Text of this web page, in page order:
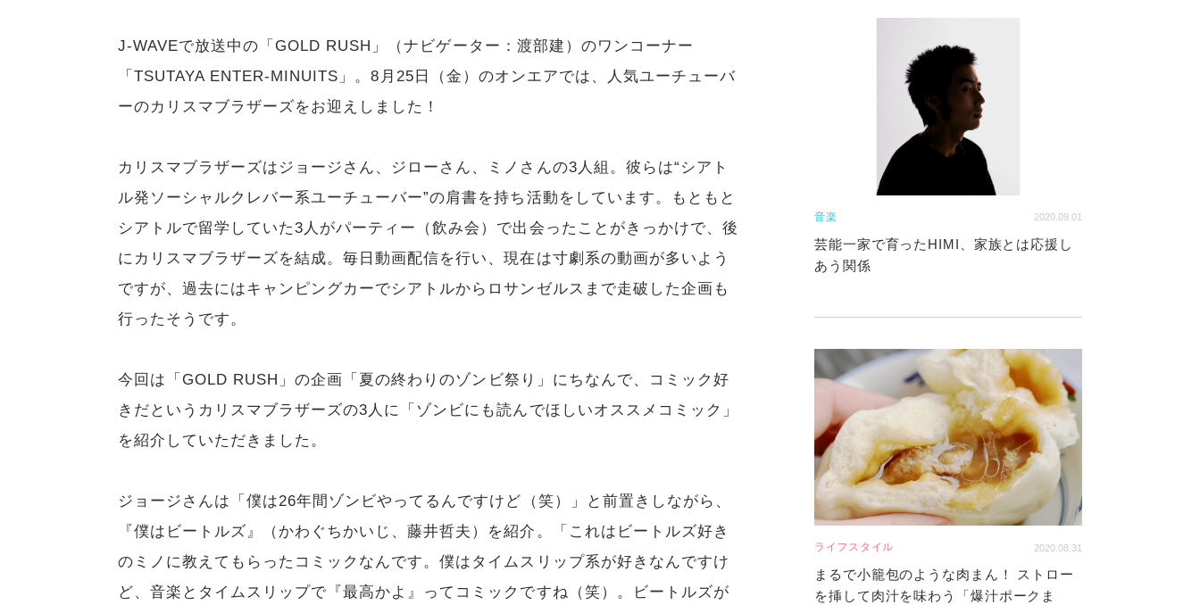
J-WAVEで放送中の「GOLD RUSH」（ナビゲーター：渡部建）のワンコーナー
「TSUTAYA ENTER-MINUITS」。8月25日（金）のオンエアでは、人気ユーチューバ
ーのカリスマブラザーズをお迎えしました！
カリスマブラザーズはジョージさん、ジローさん、ミノさんの3人組。彼らは“シアト
ル発ソーシャルクレバー系ユーチューバー”の肩書を持ち活動をしています。もともと
シアトルで留学していた3人がパーティー（飲み会）で出会ったことがきっかけで、後
にカリスマブラザーズを結成。毎日動画配信を行い、現在は寸劇系の動画が多いよう
ですが、過去にはキャンピングカーでシアトルからロサンゼルスまで走破した企画も
行ったそうです。
今回は「GOLD RUSH」の企画「夏の終わりのゾンビ祭り」にちなんで、コミック好
きだというカリスマブラザーズの3人に「ゾンビにも読んでほしいオススメコミック」
を紹介していただきました。
ジョージさんは「僕は26年間ゾンビやってるんですけど（笑）」と前置きしながら、
『僕はビートルズ』（かわぐちかいじ、藤井哲夫）を紹介。「これはビートルズ好き
のミノに教えてもらったコミックなんです。僕はタイムスリップ系が好きなんですけ
ど、音楽とタイムスリップで『最高かよ』ってコミックですね（笑）。ビートルズが
音楽 2020.09.01
芸能一家で育ったHIMI、家族とは応援し
あう関係
ライフスタイル 2020.08.31
まるで小籠包のような肉まん！ ストロー
を挿して肉汁を味わう「爆汁ポークま